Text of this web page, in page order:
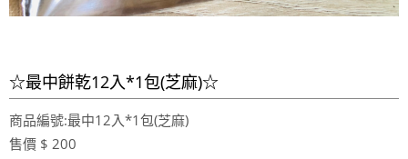
☆最中餅乾12入*1包(芝麻)☆
商品編號:最中12入*1包(芝麻)
售價 $ 200